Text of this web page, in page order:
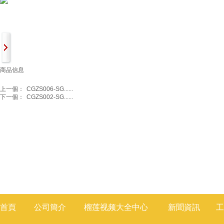
商品信息
上一個：
CGZS006-SG......
下一個：
CGZS002-SG......
首頁 公司簡介 榴莲视频大全中心 新聞資訊